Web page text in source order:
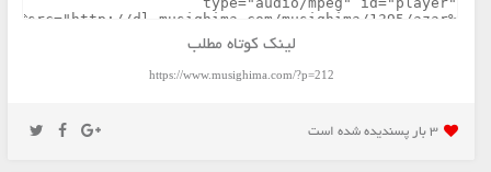
لینک کوتاه مطلب
https://www.musighima.com/?p=212
3 بار پسنديده شده است